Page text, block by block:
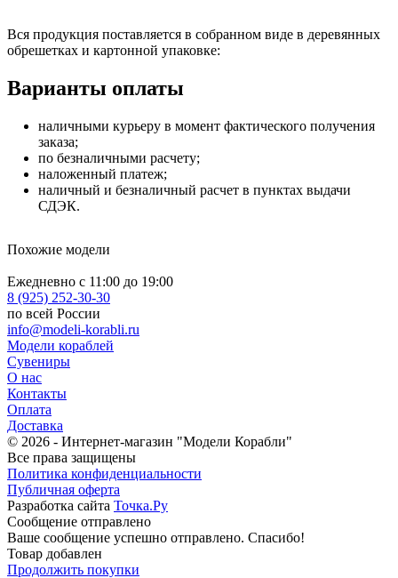
Вся продукция поставляется в собранном виде в деревянных
обрешетках и картонной упаковке:
Варианты оплаты
наличными курьеру в момент фактического получения
заказа;
по безналичными расчету;
наложенный платеж;
наличный и безналичный расчет в пунктах выдачи
СДЭК.
Похожие модели
Ежедневно с 11:00 до 19:00
8 (925) 252-30-30
по всей России
info@modeli-korabli.ru
Модели кораблей
Сувениры
О нас
Контакты
Оплата
Доставка
© 2026 - Интернет-магазин "Модели Корабли"
Все права защищены
Политика конфиденциальности
Публичная оферта
Разработка сайта Точка.Ру
Сообщение отправлено
Ваше сообщение успешно отправлено. Спасибо!
Товар добавлен
Продолжить покупки